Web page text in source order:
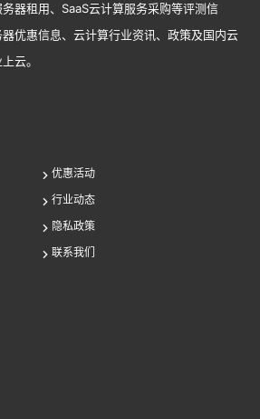
器租用、SaaS云计算服务采购等评测信
优惠信息、云计算行业资讯、政策及国内云
云。
优惠活动
行业动态
隐私政策
联系我们